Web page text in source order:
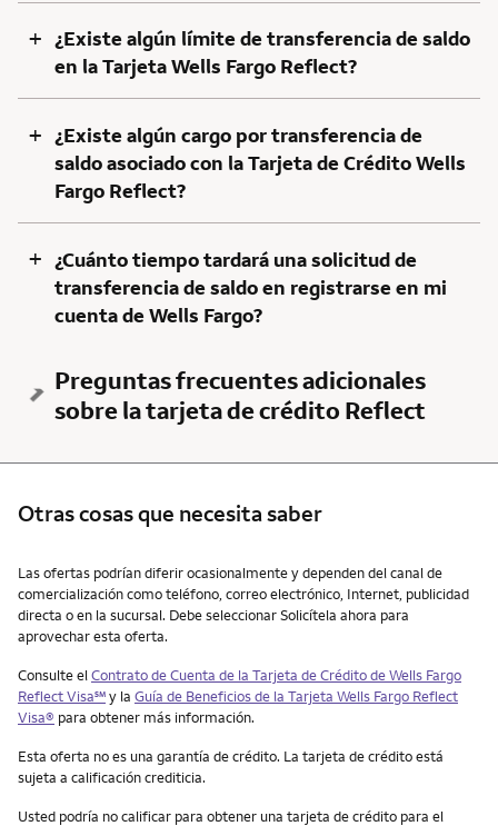
+ ¿Existe algún límite de transferencia de saldo
en la Tarjeta Wells Fargo Reflect?
+ ¿Existe algún cargo por transferencia de
saldo asociado con la Tarjeta de Crédito Wells
Fargo Reflect?
+ ¿Cuánto tiempo tardará una solicitud de
transferencia de saldo en registrarse en mi
cuenta de Wells Fargo?
Preguntas frecuentes adicionales
sobre la tarjeta de crédito Reflect
Otras cosas que necesita saber
Otras cosas que necesita saber
Las ofertas podrían diferir ocasionalmente y dependen del canal de
comercialización como teléfono, correo electrónico, Internet, publicidad
directa o en la sucursal. Debe seleccionar Solicítela ahora para
aprovechar esta oferta.
Consulte elContrato de Cuenta de la Tarjeta de Crédito deWells Fargo
Reflect Visaservice mark
℠y la Guía de Beneficios de la Tarjeta Wells Fargo Reflect
Visa® para obtener más información.
Esta oferta no es una garantía de crédito. La tarjeta de crédito está
sujeta a calificación crediticia.
Usted podría no calificar para obtener una tarjeta de crédito para el